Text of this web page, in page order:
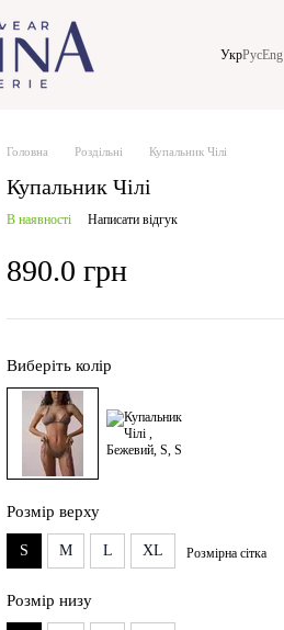
УкрРусEng
Головна Роздільні Купальник Чілі
Купальник Чілі
В наявності Написати відгук
890.0 грн
Виберіть колір
Розмір верху
S M L XL Розмірна сітка
Розмір низу